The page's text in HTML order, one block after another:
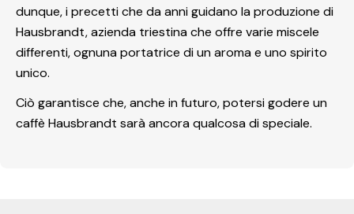
dunque, i precetti che da anni guidano la produzione di
Hausbrandt, azienda triestina che offre varie miscele
differenti, ognuna portatrice di un aroma e uno spirito
unico.
Ciò garantisce che, anche in futuro, potersi godere un
caffè Hausbrandt sarà ancora qualcosa di speciale.